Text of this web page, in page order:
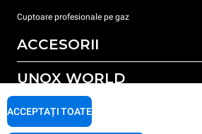
Cuptoare profesionale pe gaz
ACCESORII
Toate accesoriile
Detergent pentru spălarea automată
Detergent pentru spălarea manuală
UNOX WORLD
Sediile noastre în lume
SUPORT
ACCEPTAȚI TOATE